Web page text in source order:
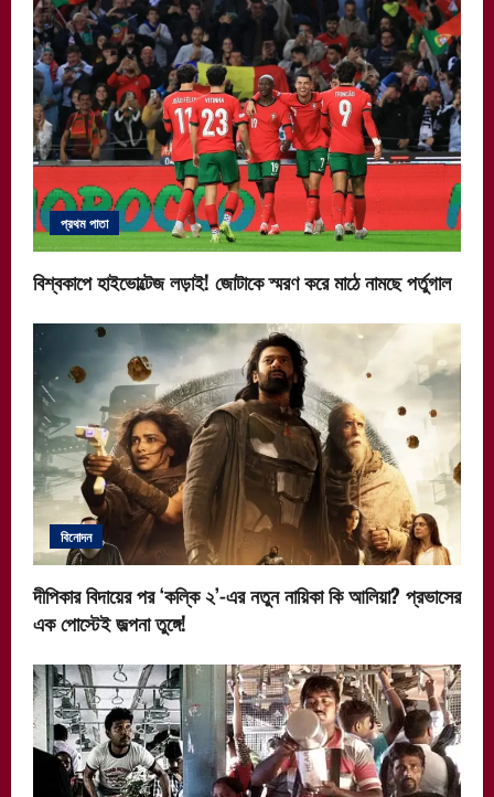
প্রথম পাতা
বিশ্বকাপে হাইভোল্টেজ লড়াই! জোটাকে স্মরণ করে মাঠে নামছে পর্তুগাল
বিনোদন
দীপিকার বিদায়ের পর ‘কল্কি ২’-এর নতুন নায়িকা কি আলিয়া? প্রভাসের
এক পোস্টেই জল্পনা তুঙ্গে!